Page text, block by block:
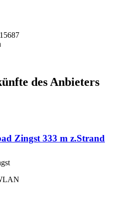
des Anbieters
Zingst 333 m z.Strand